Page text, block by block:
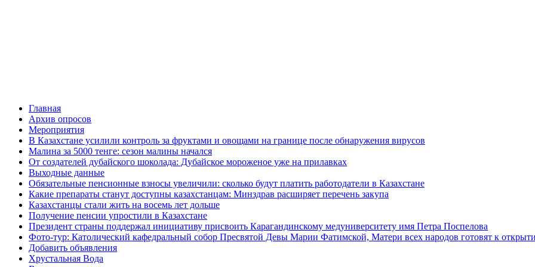
Главная
Архив опросов
Мероприятия
В Казахстане усилили контроль за фруктами и овощами на границе после обнаружения вирусов
Малина за 5000 тенге: сезон малины начался
От создателей дубайского шоколада: Дубайское мороженое уже на прилавках
Выходные данные
Обязательные пенсионные взносы увеличили: сколько будут платить работодатели в Казахстане
Какие препараты станут доступны казахстанцам: Минздрав расширяет перечень закупа
Казахстанцы стали жить на восемь лет дольше
Получение пенсии упростили в Казахстане
Президент страны поддержал инициативу присвоить Карагандинскому медуниверситету имя Петра Поспелова
Фото-тур: Католический кафедральный собор Пресвятой Девы Марии Фатимской, Матери всех народов готовят к
Добавить объявления
Хрустальная Вода